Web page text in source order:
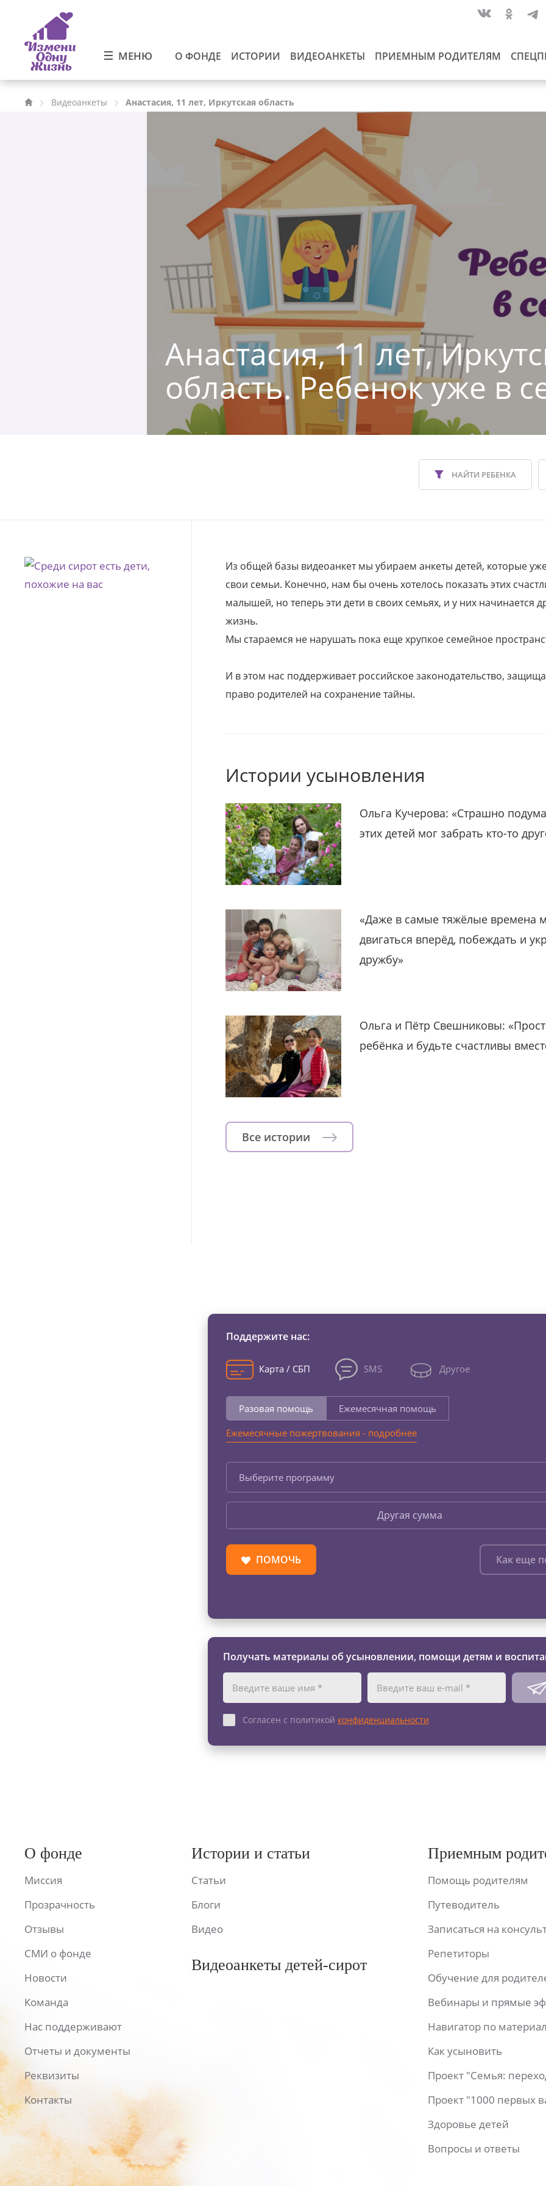
МЕНЮ О ФОНДЕ ИСТОРИИ ВИДЕОАНКЕТЫ ПРИЕМНЫМ РОДИТЕЛЯМ
Видеоанкеты Анастасия, 11 лет, Иркутская область
Анастасия, 11 лет,
область. Ребенок уже в
НАЙТИ РЕБЕНКА
Из общей базы видеоанкет мы убираем анкеты детей, которые
свои семьи. Конечно, нам бы очень хотелось показать этих
малышей, но теперь эти дети в своих семьях, и у них начинается
жизнь.
Мы стараемся не нарушать пока еще хрупкое семейное
И в этом нас поддерживает российское законодательство,
право родителей на сохранение тайны.
Истории усыновления
Ольга Кучерова: «Страшно
этих детей мог забрать кто-то
«Даже в самые тяжёлые времена
двигаться вперёд, побеждать и
дружбу»
Ольга и Пётр Свешниковы:
ребёнка и будьте счастливы
Все истории
Поддержите нас:
Карта / СБП SMS Другое
Разовая помощь
Ежемесячная помощь
Ежемесячные пожертвования - подробнее
Выберите программу
Другая сумма
ПОМОЧЬ Как еще
Получать материалы об усыновлении, помощи детям и
Согласен с политикой конфиденциальности
О фонде
Миссия
Прозрачность
Отзывы
СМИ о фонде
Новости
Команда
Нас поддерживают
Отчеты и документы
Реквизиты
Контакты
Истории и статьи
Статьи
Блоги
Видео
Видеоанкеты детей-сирот
Приемным
Помощь родителям
Путеводитель
Записаться на
Репетиторы
Обучение для
Вебинары и прямые
Навигатор по
Как усыновить
Проект "Семья:
Проект "1000 первых
Здоровье детей
Вопросы и ответы